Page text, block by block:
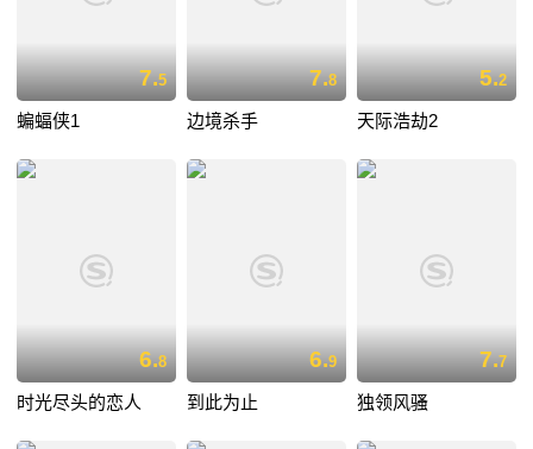
7.5
蝙蝠侠1
7.8
边境杀手
5.2
天际浩劫2
6.8
时光尽头的恋人
6.9
到此为止
7.7
独领风骚